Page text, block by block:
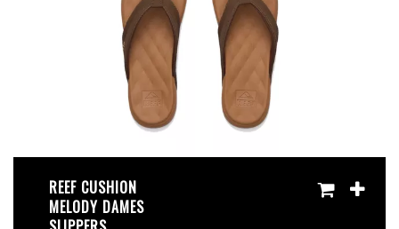
REEF CUSHION
MELODY DAMES